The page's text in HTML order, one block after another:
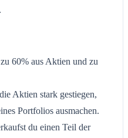
60% aus Aktien und zu
Aktien stark gestiegen,
Portfolios ausmachen.
du einen Teil der